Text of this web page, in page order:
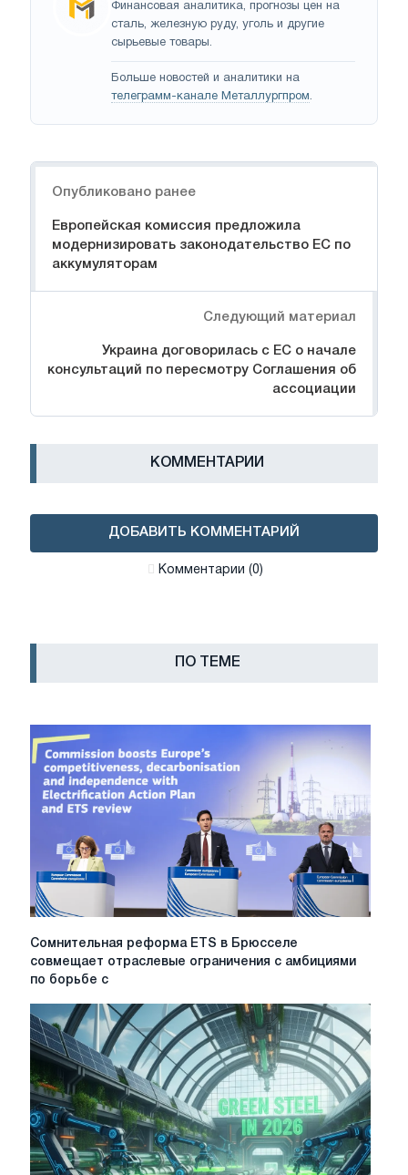
Финансовая аналитика, прогнозы цен на
сталь, железную руду, уголь и другие
сырьевые товары.
Больше новостей и аналитики на
телеграмм-канале Металлургпром.
Опубликовано ранее
Европейская комиссия предложила
модернизировать законодательство ЕС по
аккумуляторам
Следующий материал
Украина договорилась с ЕС о начале
консультаций по пересмотру Соглашения об
ассоциации
КОММЕНТАРИИ
ДОБАВИТЬ КОММЕНТАРИЙ
Комментарии (0)
ПО ТЕМЕ
Сомнительная
ETS
Брюсселе
совмещает
отраслевые
ограничения
с
амбициями
по
борьбе
с
Сомнительная реформа ETS в Брюсселе
совмещает отраслевые ограничения с амбициями
по борьбе с